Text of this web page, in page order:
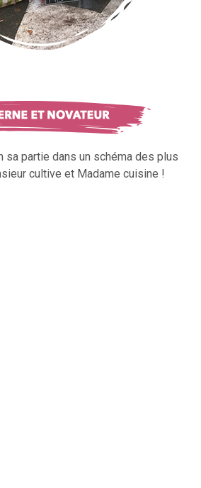
sa partie dans un schéma des plus
cultive et Madame cuisine !